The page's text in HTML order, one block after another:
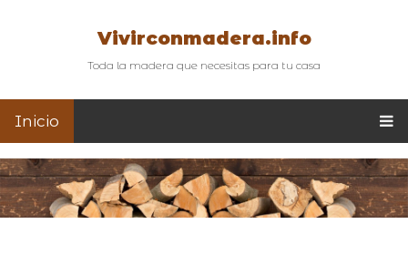
Vivirconmadera.info
Toda la madera que necesitas para tu casa
Inicio